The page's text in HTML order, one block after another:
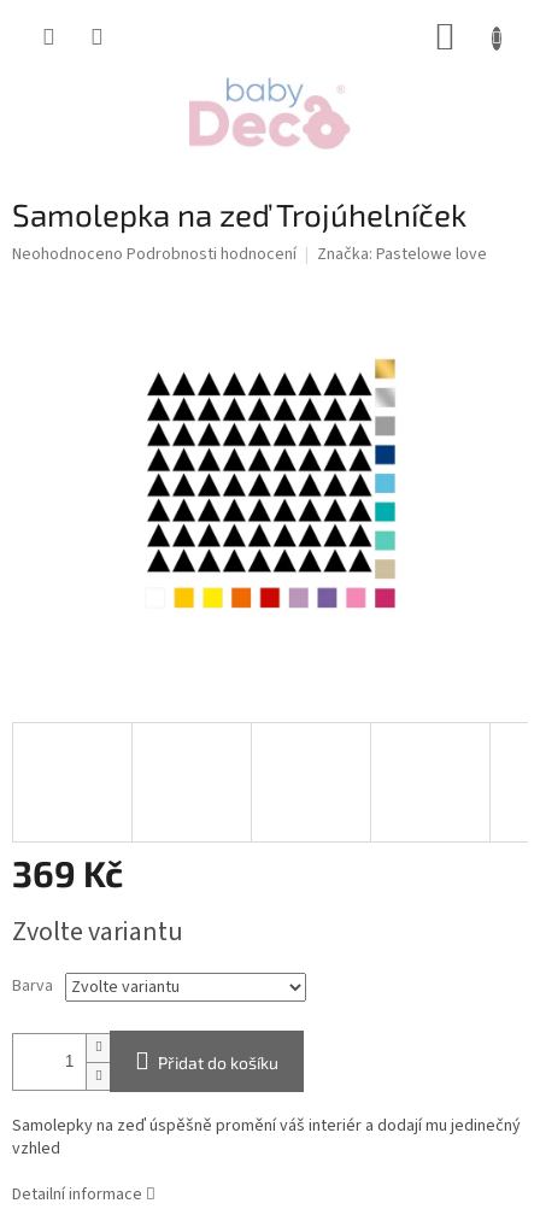
Samolepka na zeď Trojúhelníček
Průměrné
Neohodnoceno Podrobnosti hodnocení Značka: Pastelowe love
369 Kč
cena:
Zvolte variantu
Barva
Přidat do košíku
Samolepky na zeď úspěšně promění váš interiér a dodají mu jedinečný
vzhled
Detailní informace